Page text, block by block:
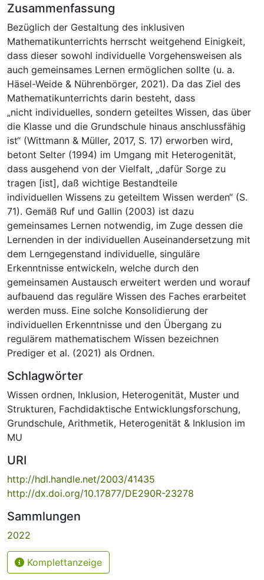
Zusammenfassung
Bezüglich der Gestaltung des inklusiven
Mathematikunterrichts herrscht weitgehend Einigkeit,
dass dieser sowohl individuelle Vorgehensweisen als
auch gemeinsames Lernen ermöglichen sollte (u. a.
Häsel-Weide & Nührenbörger, 2021). Da das Ziel des
Mathematikunterrichts darin besteht, dass
„nicht individuelles, sondern geteiltes Wissen, das über
die Klasse und die Grundschule hinaus anschlussfähig
ist“ (Wittmann & Müller, 2017, S. 17) erworben wird,
betont Selter (1994) im Umgang mit Heterogenität,
dass ausgehend von der Vielfalt, „dafür Sorge zu
tragen [ist], daß wichtige Bestandteile
individuellen Wissens zu geteiltem Wissen werden“ (S.
71). Gemäß Ruf und Gallin (2003) ist dazu
gemeinsames Lernen notwendig, im Zuge dessen die
Lernenden in der individuellen Auseinandersetzung mit
dem Lerngegenstand individuelle, singuläre
Erkenntnisse entwickeln, welche durch den
gemeinsamen Austausch erweitert werden und worauf
aufbauend das reguläre Wissen des Faches erarbeitet
werden muss. Eine solche Konsolidierung der
individuellen Erkenntnisse und den Übergang zu
regulärem mathematischem Wissen bezeichnen
Prediger et al. (2021) als Ordnen.
Schlagwörter
Wissen ordnen, Inklusion, Heterogenität, Muster und
Strukturen, Fachdidaktische Entwicklungsforschung,
Grundschule, Arithmetik, Heterogenität & Inklusion im
MU
URI
http://hdl.handle.net/2003/41435
http://dx.doi.org/10.17877/DE290R-23278
Sammlungen
2022
Komplettanzeige